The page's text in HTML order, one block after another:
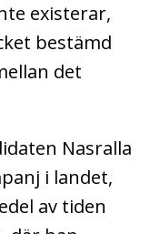
existerar,
bestämd
det
Nasralla
i landet,
av tiden